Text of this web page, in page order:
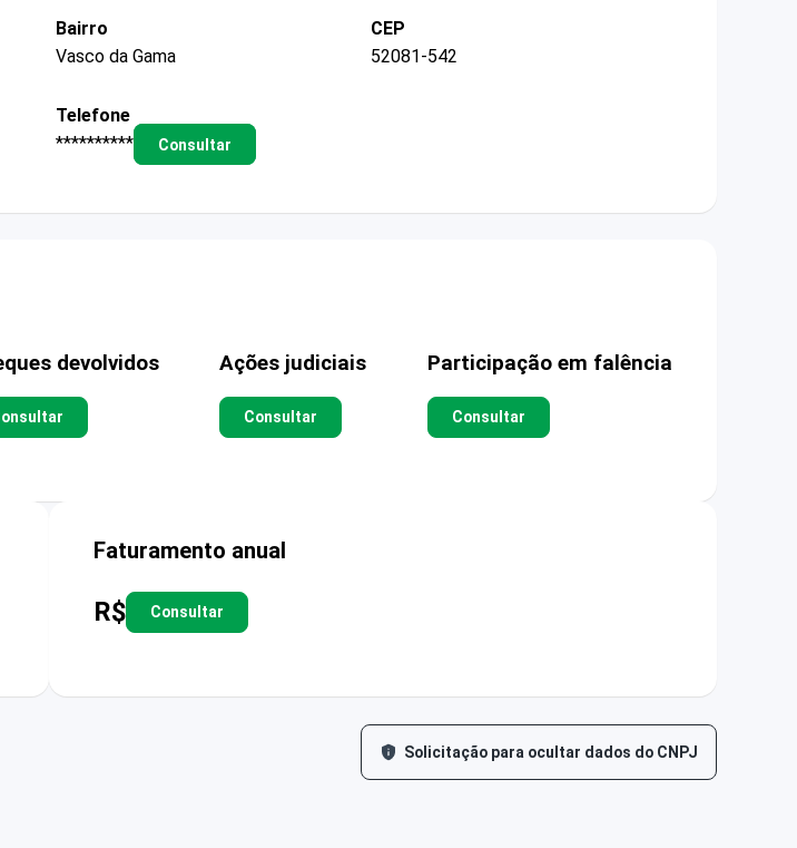
Bairro
Vasco da Gama
CEP
52081-542
Telefone
**********
Consultar
devolvidos Ações judiciais
Consultar
Participação em falência
Consultar
Faturamento anual
R$ Consultar
Solicitação para ocultar dados do CNPJ